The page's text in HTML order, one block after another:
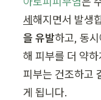
세해지면서 발생
을 유발하고, 동시
해 피부를 더 약
피부는 건조하고
게 됩니다.